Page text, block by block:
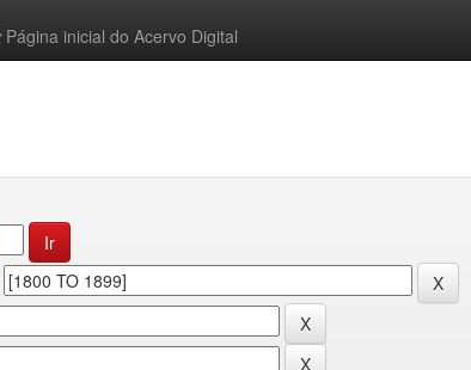
Página inicial do Acervo Digital